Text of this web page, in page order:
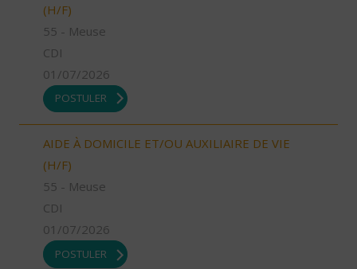
(H/F)
55 - Meuse
CDI
01/07/2026
POSTULER
AIDE À DOMICILE ET/OU AUXILIAIRE DE VIE
(H/F)
55 - Meuse
CDI
01/07/2026
POSTULER